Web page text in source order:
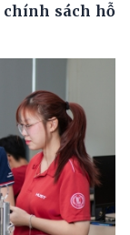
chính sách hỗ